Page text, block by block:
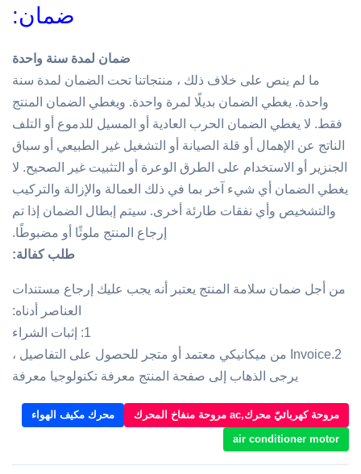
ضمان:
ضمان لمدة سنة واحدة
ما لم ينص على خلاف ذلك ، منتجاتنا تحت الضمان لمدة سنة
واحدة. يغطي الضمان بديلًا لمرة واحدة. ويغطي الضمان المنتج
فقط. لا يغطي الضمان الحرب العادية أو المسيل للدموع أو التلف
الناتج عن الإهمال أو قلة الصيانة أو التشغيل غير الطبيعي أو سباق
الجنزير أو الاستخدام على الطرق الوعرة أو التثبيت غير الصحيح. لا
يغطي الضمان أي شيء آخر بما في ذلك العمالة والإزالة والتركيب
والتشخيص وأي نفقات طارئة أخرى. سيتم إبطال الضمان إذا تم
إرجاع المنتج ملوثًا أو مضبوطًا.
طلب كفالة:
من أجل ضمان سلامة المنتج يعتبر أنه يجب عليك إرجاع مستندات
العناصر أدناه:
1: إثبات الشراء
2.Invoice من ميكانيكي معتمد أو متجر للحصول على التفاصيل ،
يرجى الذهاب إلى صفحة المنتج معرفة تكنولوجيا معرفة
مروحة كهربائيّ محرك,ac مروحة منفاخ المحرك
محرك مكيف الهواء
air conditioner motor